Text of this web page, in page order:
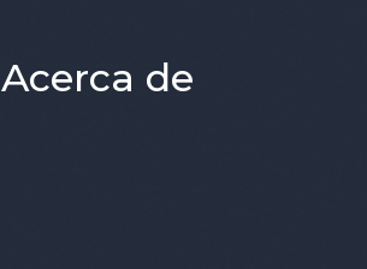
Acerca de